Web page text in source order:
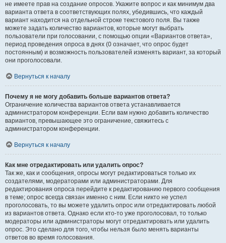
не имеете прав на создание опросов. Укажите вопрос и как минимум два
варианта ответа в соответствующих полях, убедившись, что каждый
вариант находится на отдельной строке текстового поля. Вы также
можете задать количество вариантов, которые могут выбрать
пользователи при голосовании, с помощью опции «Вариантов ответа»,
период проведения опроса в днях (0 означает, что опрос будет
постоянным) и возможность пользователей изменять вариант, за который
они проголосовали.
Вернуться к началу
Почему я не могу добавить больше вариантов ответа?
Ограничение количества вариантов ответа устанавливается
администратором конференции. Если вам нужно добавить количество
вариантов, превышающее это ограничение, свяжитесь с
администратором конференции.
Вернуться к началу
Как мне отредактировать или удалить опрос?
Так же, как и сообщения, опросы могут редактироваться только их
создателями, модераторами или администраторами. Для
редактирования опроса перейдите к редактированию первого сообщения
в теме; опрос всегда связан именно с ним. Если никто не успел
проголосовать, то вы можете удалить опрос или отредактировать любой
из вариантов ответа. Однако если кто-то уже проголосовал, то только
модераторы или администраторы могут отредактировать или удалить
опрос. Это сделано для того, чтобы нельзя было менять варианты
ответов во время голосования.